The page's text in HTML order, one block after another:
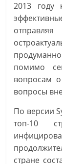
2013 году
помимо
вопросам
вопросы
По версии
топ-10
стране